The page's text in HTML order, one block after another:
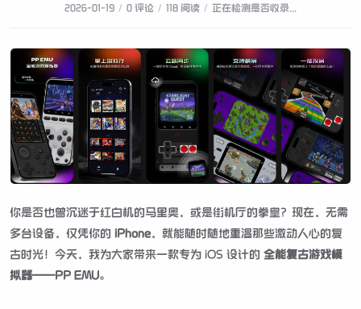
2026-01-19 / 0 评论 / 118 阅读 / 正在检测是否收录...
你是否也曾沉迷于红白机的马里奥，或是街机厅的拳皇？现在，无需
多台设备，仅凭你的 iPhone，就能随时随地重温那些激动人心的复
古时光！今天，我为大家带来一款专为 iOS 设计的 全能复古游戏模
拟器——PP EMU。